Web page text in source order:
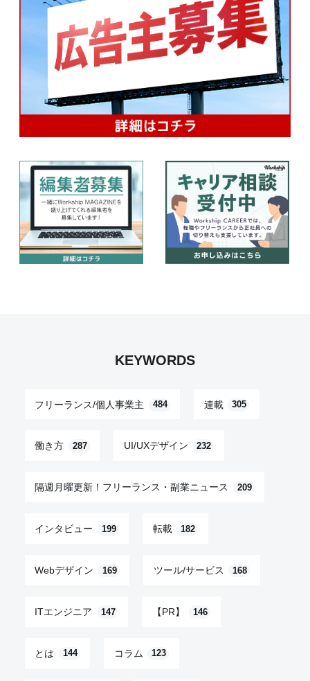
KEYWORDS
フリーランス/個人事業主 484 連載 305
働き方 287 UI/UXデザイン 232
隔週月曜更新！フリーランス・副業ニュース 209
インタビュー 199 転載 182
Webデザイン 169 ツール/サービス 168
ITエンジニア 147 【PR】 146
とは 144 コラム 123